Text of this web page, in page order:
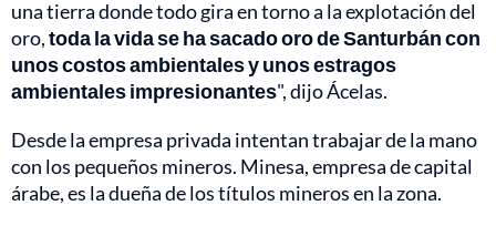
una tierra donde todo gira en torno a la explotación del
oro,toda la vida se ha sacado oro de Santurbán con
unos costos ambientales y unos estragos
ambientales impresionantes", dijo Ácelas.
Desde la empresa privada intentan trabajar de la mano
con los pequeños mineros. Minesa, empresa de capital
árabe, es la dueña de los títulos mineros en la zona.